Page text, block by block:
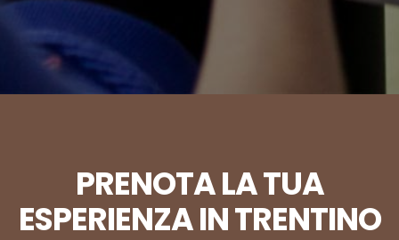
PRENOTA LA TUA
ESPERIENZA IN TRENTINO